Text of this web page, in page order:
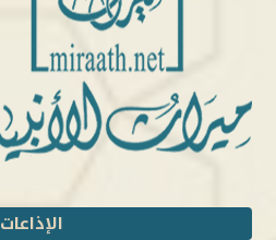
الإذاعات